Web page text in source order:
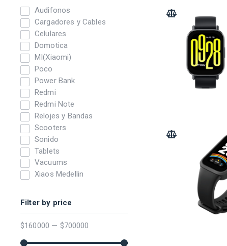
Audifonos
Cargadores y Cables
Celulares
Domotica
MI(Xiaomi)
Poco
Power Bank
Redmi
Redmi Note
Relojes y Bandas
Scooters
Sonido
Tablets
Vacuums
Xiaos Medellin
Filter by price
$160000 — $700000